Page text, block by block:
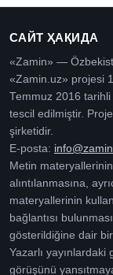
САЙТ ҲАҚИДА
«Zamin» —
«Zamin.uz» projesi
Temmuz 2016 tarihli
tescil edilmiştir.
şirketidir.
E-posta:
Metin
alıntılanmasına,
materyallerinin
bağlantısı
gösterildiğine dair
Yazarlı
görüşünü